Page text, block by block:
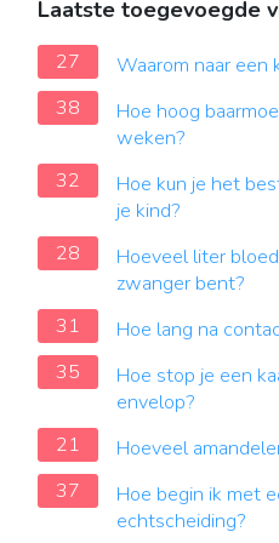
Laatste toegevoegde
27
Waarom naar een
38
Hoe hoog
weken?
32
Hoe kun je het
je kind?
28
Hoeveel liter
zwanger bent?
31
Hoe lang na
35
Hoe stop je een
envelop?
21
Hoeveel
37
Hoe begin ik met
echtscheiding?